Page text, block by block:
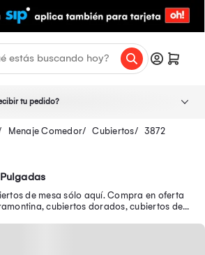
tu pedido?
Menaje Comedor Cubiertos
3872
de mesa sólo aquí. Compra en oferta
cubiertos dorados, cubiertos de